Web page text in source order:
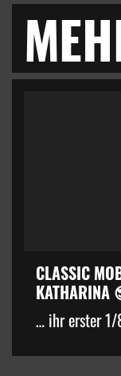
CLASSIC
KATHARINA
… ihr erster 1/